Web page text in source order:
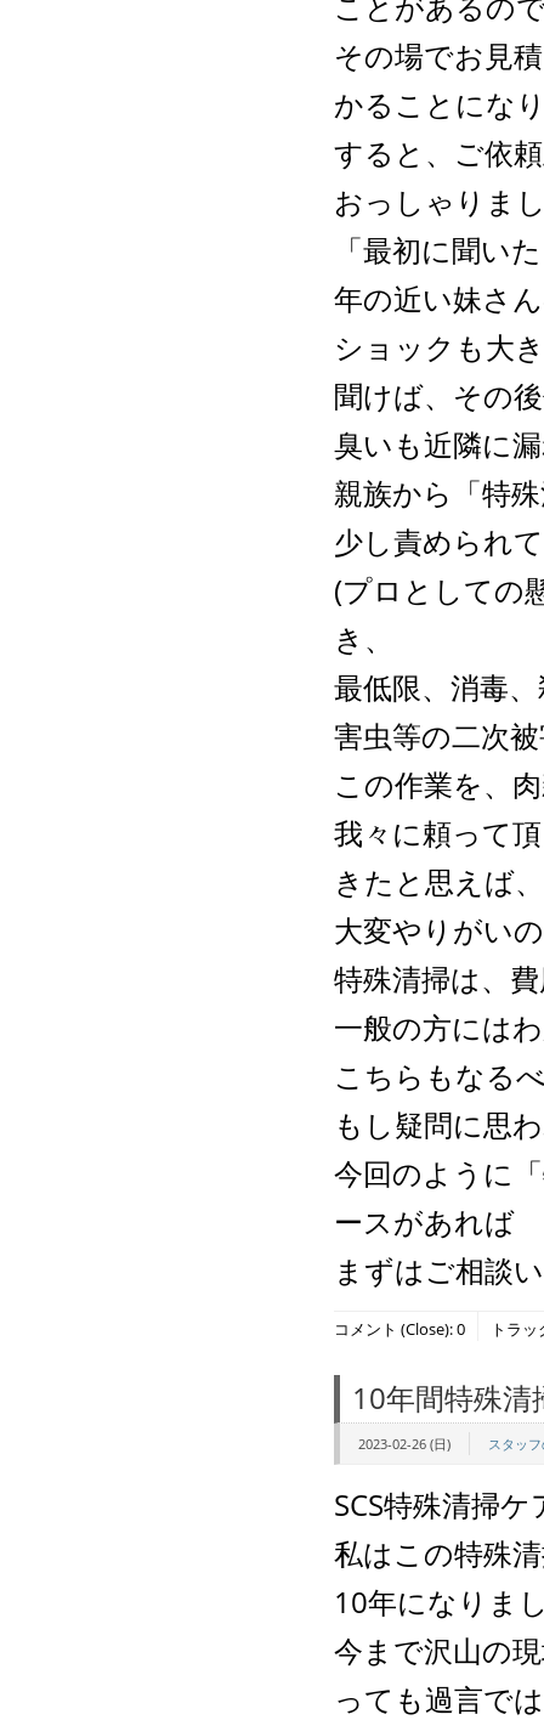
その場でお見
かることにな
すると、ご依
おっしゃりま
「最初に聞い
年の近い妹さ
ショックも大
聞けば、その
臭いも近隣に
親族から「特
少し責められ
(プロとしての
き、
最低限、消毒
害虫等の二次
この作業を、
我々に頼って
きたと思えば、
大変やりがい
特殊清掃は、
一般の方には
こちらもなる
もし疑問に思
今回のように
ースがあれば
まずはご相談
コメント (Close):0 トラ
10年間特殊
2023-02-26 (日) スタッ
SCS特殊清掃
私はこの特殊
10年になりま
今まで沢山の
っても過言で